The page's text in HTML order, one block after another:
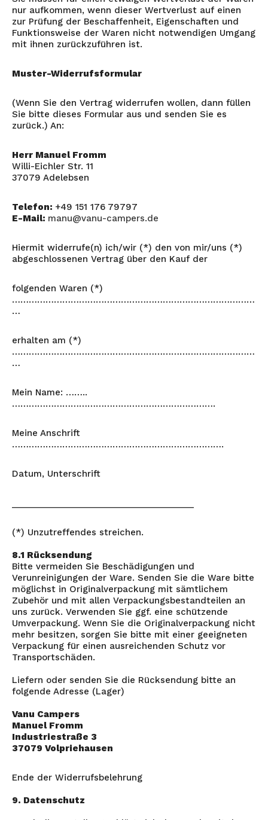
nur aufkommen, wenn dieser Wertverlust auf einen
zur Prüfung der Beschaffenheit, Eigenschaften und
Funktionsweise der Waren nicht notwendigen Umgang
mit ihnen zurückzuführen ist.
Muster-Widerrufsformular
(Wenn Sie den Vertrag widerrufen wollen, dann füllen
Sie bitte dieses Formular aus und senden Sie es
zurück.) An:
Herr Manuel Fromm
Willi-Eichler Str. 11
37079 Adelebsen
Telefon: +49 151 176 79797
E-Mail: manu@vanu-campers.de
Hiermit widerrufe(n) ich/wir (*) den von mir/uns (*)
abgeschlossenen Vertrag über den Kauf der
folgenden Waren (*)
……………………………………………………………………………
…
erhalten am (*)
……………………………………………………………………………
…
Mein Name: ……..
……………………………………………………………….
Meine Anschrift
………………………………………………………………….
Datum, Unterschrift
(*) Unzutreffendes streichen.
8.1 Rücksendung
Bitte vermeiden Sie Beschädigungen und
Verunreinigungen der Ware. Senden Sie die Ware bitte
möglichst in Originalverpackung mit sämtlichem
Zubehör und mit allen Verpackungsbestandteilen an
uns zurück. Verwenden Sie ggf. eine schützende
Umverpackung. Wenn Sie die Originalverpackung nicht
mehr besitzen, sorgen Sie bitte mit einer geeigneten
Verpackung für einen ausreichenden Schutz vor
Transportschäden.
Liefern oder senden Sie die Rücksendung bitte an
folgende Adresse (Lager)
Vanu Campers
Manuel Fromm
Industriestraße 3
37079 Volpriehausen
Ende der Widerrufsbelehrung
9. Datenschutz